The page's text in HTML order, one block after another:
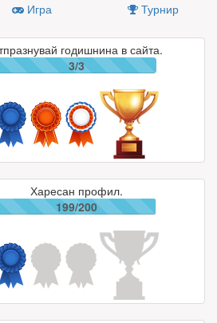
Игра Турнир
годишнина в сайта.
3/3
Харесан профил.
199/200